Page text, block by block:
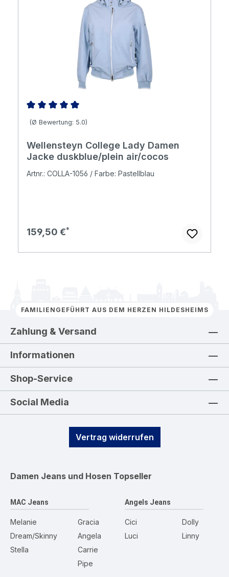
Durchschnittliche Bewertung von 5 von 5 Sternen
(Ø Bewertung: 5.0)
Wellensteyn College Lady Damen
Jacke duskblue/plein air/cocos
Artnr.: COLLA-1056 / Farbe: Pastellblau
Regulärer Preis:
159,50 €
FAMILIENGEFÜHRT AUS DEM HERZEN HILDESHEIMS
Zahlung & Versand
Informationen
Shop-Service
Social Media
Vertrag widerrufen
Damen Jeans und Hosen Topseller
MAC Jeans
Melanie
Dream/Skinny
Stella
Gracia
Angela
Carrie
Pipe
Angels Jeans
Cici
Luci
Dolly
Linny